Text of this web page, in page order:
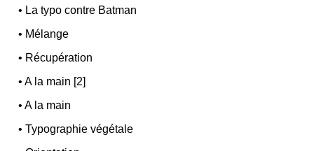
• La typo contre Batman
• Mélange
• Récupération
•A la main [2]
•A la main
•Typographie végétale